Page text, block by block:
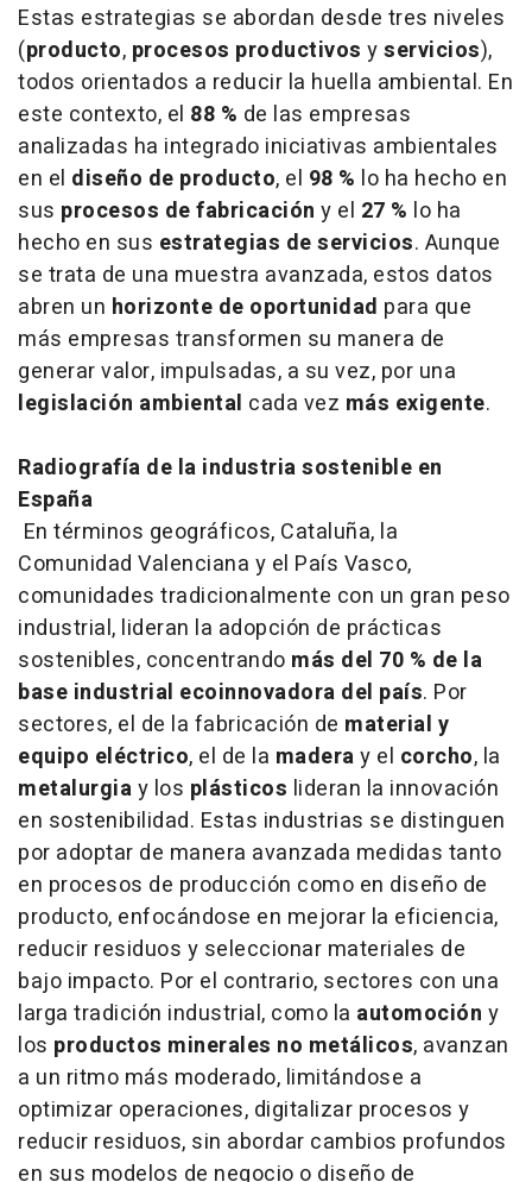
Estas estrategias se abordan desde tres niveles
(producto, procesos productivos yservicios),
todos orientados a reducir la huella ambiental. En
este contexto, el 88 % de las empresas
analizadas ha integrado iniciativas ambientales
en el diseño de producto, el 98 % lo ha hecho en
sus procesos de fabricación y el 27 % lo ha
hecho en sus estrategias de servicios. Aunque
se trata de una muestra avanzada, estos datos
abren un horizonte de oportunidad para que
más empresas transformen su manera de
generar valor, impulsadas, a su vez, por una
legislación ambiental cada vez más exigente.
Radiografía de la industria sostenible en
España
En términos geográficos, Cataluña, la
Comunidad Valenciana y el País Vasco,
comunidades tradicionalmente con un gran peso
industrial, lideran la adopción de prácticas
sostenibles, concentrando más del 70 % de la
base industrial ecoinnovadora del país. Por
sectores, el de la fabricación de material y
equipo eléctrico, el de la maderay el corcho, la
metalurgiay los plásticos lideran la innovación
en sostenibilidad. Estas industrias se distinguen
por adoptar de manera avanzada medidas tanto
en procesos de producción como en diseño de
producto, enfocándose en mejorar la eficiencia,
reducir residuos y seleccionar materiales de
bajo impacto. Por el contrario, sectores con una
larga tradición industrial, como la automoción y
los productos minerales no metálicos, avanzan
a un ritmo más moderado, limitándose a
optimizar operaciones, digitalizar procesos y
reducir residuos, sin abordar cambios profundos
en sus modelos de negocio o diseño de